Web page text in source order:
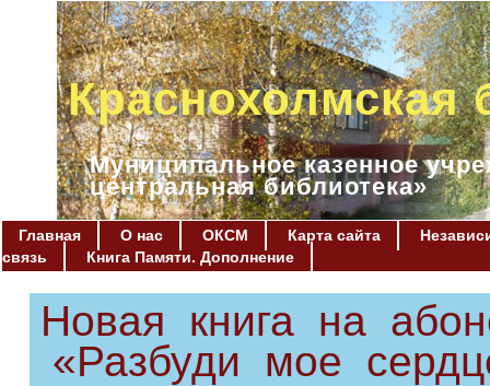
Краснохолмская
Муниципальное казенное
центральная библиотека»
Главная О нас ОКСМ Карта сайта
связь
Книга Памяти. Дополнение
Новая книга на
«Разбуди мое